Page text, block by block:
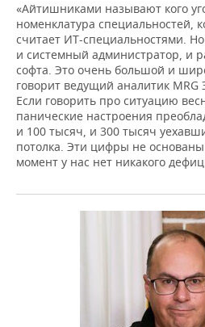
«Айтишниками называют кого
номенклатура
считает ИТ-специальностями.
и системный администратор, и
софта. Это очень большой и
говорит ведущий аналитик
Если говорить про ситуацию
панические настроения
и 100 тысяч, и 300 тысяч
потолка. Эти цифры не
момент у нас нет никакого